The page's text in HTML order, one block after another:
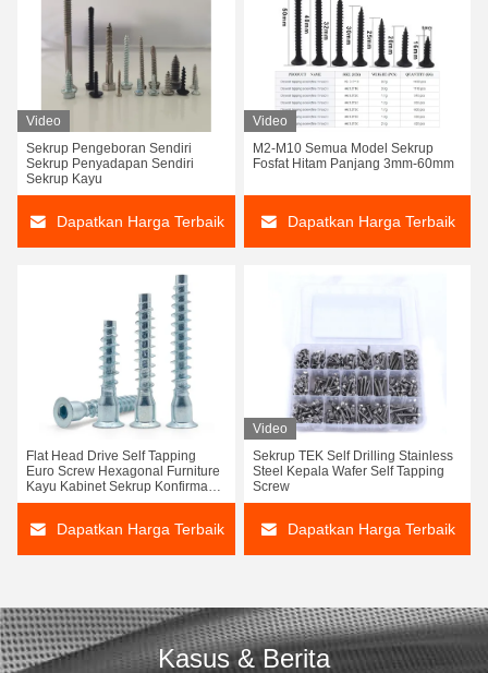
Video
Sekrup Pengeboran Sendiri
Sekrup Penyadapan Sendiri
Sekrup Kayu
Dapatkan Harga Terbaik
Video
M2-M10 Semua Model Sekrup
Fosfat Hitam Panjang 3mm-60mm
Dapatkan Harga Terbaik
Flat Head Drive Self Tapping
Euro Screw Hexagonal Furniture
Kayu Kabinet Sekrup Konfirmasi
Menghubungkan Sekrup
Dapatkan Harga Terbaik
Video
Sekrup TEK Self Drilling Stainless
Steel Kepala Wafer Self Tapping
Screw
Dapatkan Harga Terbaik
Kasus & Berita